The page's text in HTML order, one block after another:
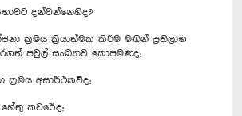
දන්වන්නෙහිද?
ක්‍රමය ක්‍රියාත්මක කිරීම මඟින් ප්‍රතිලාභ
පවුල් සංඛ්‍යාව කොපමණද;
ක්‍රමය අසාර්ථකවීද;
කවරේද;